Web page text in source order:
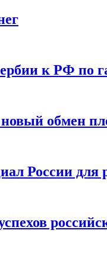
к РФ по
новый обмен
России для